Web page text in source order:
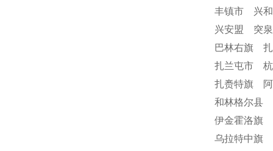
丰镇市 兴
兴安盟 突
巴林右旗
扎兰屯市
扎赉特旗
和林格尔县
伊金霍洛旗
乌拉特中旗